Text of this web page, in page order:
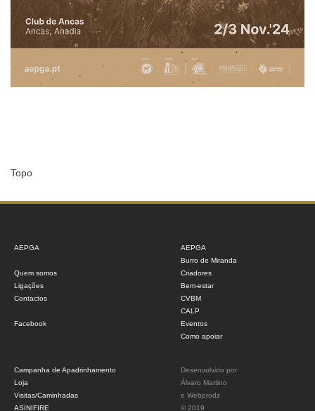
Topo
AEPGA
Quem somos
Ligações
Contactos
Facebook
AEPGA
Burro de Miranda
Criadores
Bem-estar
CVBM
CALP
Eventos
Como apoiar
Campanha de Apadrinhamento
Loja
Visitas/Caminhadas
ASINIFIRE
Desenvolvido por
Álvaro Martino
e Webprodz
© 2019